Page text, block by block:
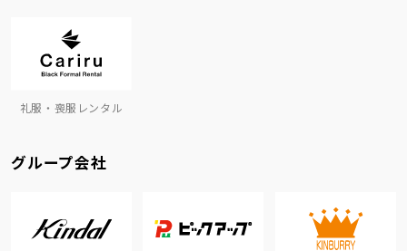
礼服・喪服レンタル
グループ会社